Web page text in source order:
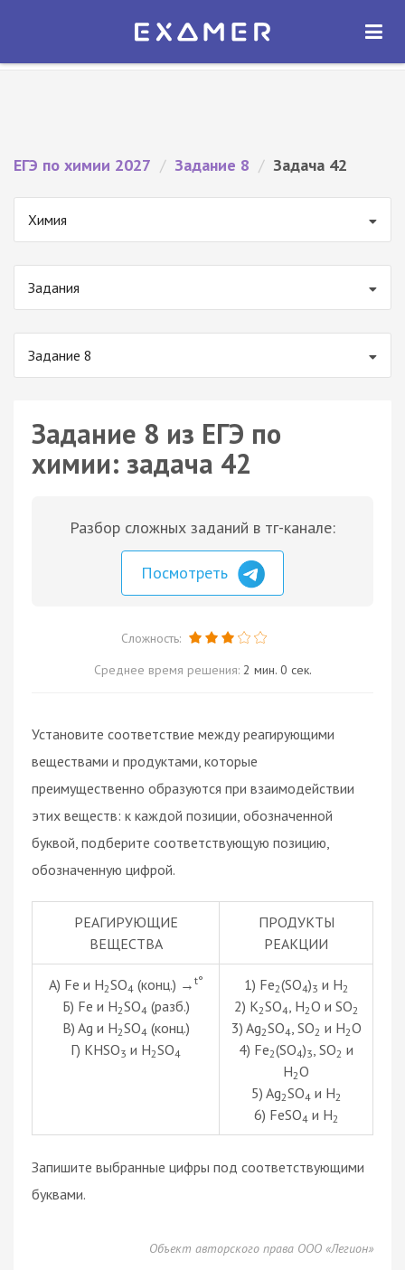
Экзамер — ЕГЭ 2027
ОТКРЫТЬ
ЕГЭ по химии 2027 / Задание 8 / Задача 42
Химия
Задания
Задание 8
Задание 8 из ЕГЭ по
химии: задача 42
Разбор сложных заданий в тг-канале:
Посмотреть
Сложность:
Среднее время решения: 2 мин. 0 сек.
Установите соответствие между реагирующими
веществами и продуктами, которые
преимущественно образуются при взаимодействии
этих веществ: к каждой позиции, обозначенной
буквой, подберите соответствующую позицию,
обозначенную цифрой.
РЕАГИРУЮЩИЕ
ВЕЩЕСТВА
ПРОДУКТЫ
РЕАКЦИИ
А) Fe и H2SO4 (конц.) → t°
Б) Fe и H2SO4 (разб.)
В) Ag и H2SO4 (конц.)
Г) KHSO3 и H2SO4
1) Fe2(SO4)3 и H2
2) K2SO4 , H2O и SO2
3) Ag2SO4 , SO2 и H2O
4) Fe2(SO4)3 , SO2 и
H2O
5) Ag2SO4 и H2
6) FeSO4 и H2
Запишите выбранные цифры под соответствующими
буквами.
Объект авторского права ООО «Легион»